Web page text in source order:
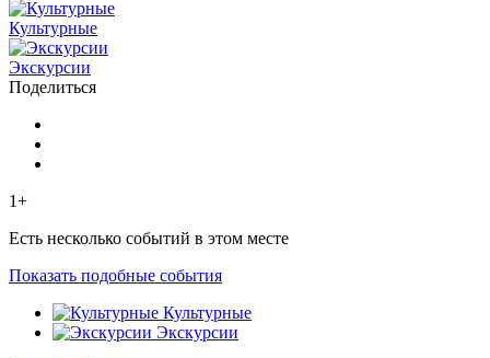
Культурные
Экскурсии
Поделиться
1+
Есть несколько событий в этом месте
Показать подобные события
Культурные
Экскурсии